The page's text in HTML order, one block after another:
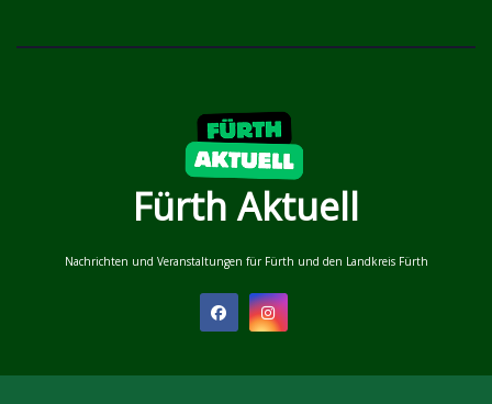
Fürth Aktuell
Nachrichten und Veranstaltungen für Fürth und den Landkreis Fürth